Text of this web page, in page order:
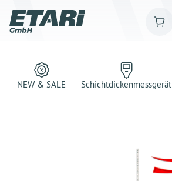
NEW & SALE Schichtdickenmessgerät